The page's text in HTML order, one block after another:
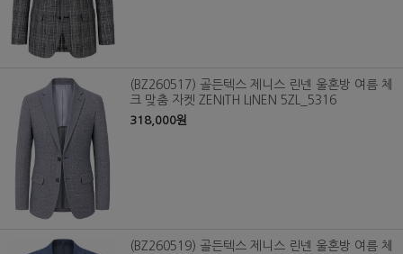
(BZ260517) 골든텍스 제니스 린넨 울혼방 여름 체
크 맞춤 자켓 ZENITH LINEN 5ZL_5316
318,000원
(BZ260519) 골든텍스 제니스 린넨 울혼방 여름 체